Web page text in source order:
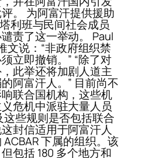
。 为阿富汗提供援助
利班与民间社会成员
责了这一举动。 Paul
文说：“非政府组织禁
立即撤销。” “除了对
此举还将加剧人道主
阿富汗人。” 目前尚不
联合国机构，这些机
危机中派驻大量人员
些规则是否包括联合
封信适用于阿富汗人
下属的组织。该
包括 180 多个地方和